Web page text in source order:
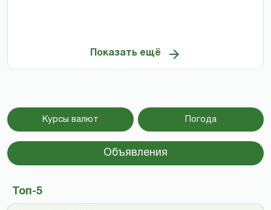
Показать ещё
Курсы валют Погода
Объявления
Топ-5